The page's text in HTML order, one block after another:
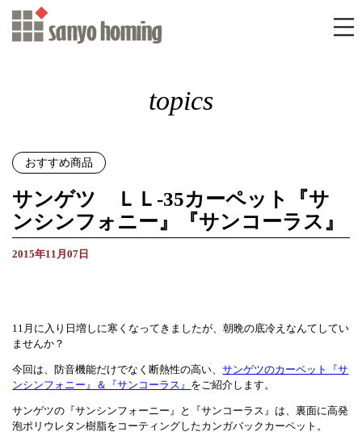
topics
おすすめ商品
サンゲツ ＬＬ-35カーペット『サ
ンシンフォニー』『サンコーラス』
2015年11月07日
11月に入り日増しに寒くなってきましたが、朝晩の底冷えなんてしてい
ませんか？
今回は、防音機能だけでなく断熱性の高い、サンゲツのカーペット『サ
ンシンフォニー』＆『サンコーラス』 をご紹介します。
サンゲツの『サンシンフォーニー』と『サンコーラス』は、裏面に高発
泡ポリウレタン樹脂をコーティングしたカンガバックカーペット。